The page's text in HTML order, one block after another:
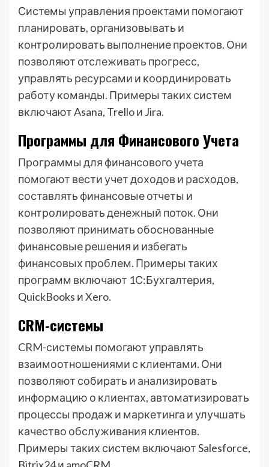
Системы управления проектами помогают
планировать, организовывать и
контролировать выполнение проектов. Они
позволяют отслеживать прогресс,
управлять ресурсами и координировать
работу команды. Примеры таких систем
включают Asana, Trello и Jira.
Программы для Финансового Учета
Программы для финансового учета
помогают вести учет доходов и расходов,
составлять финансовые отчеты и
контролировать денежный поток. Они
позволяют принимать обоснованные
финансовые решения и избегать
финансовых проблем. Примеры таких
программ включают 1С:Бухгалтерия,
QuickBooks и Xero.
CRM-системы
CRM-системы помогают управлять
взаимоотношениями с клиентами. Они
позволяют собирать и анализировать
информацию о клиентах, автоматизировать
процессы продаж и маркетинга и улучшать
качество обслуживания клиентов.
Примеры таких систем включают Salesforce,